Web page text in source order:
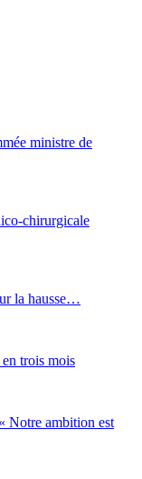
ministre de
chirurgicale
la hausse…
trois mois
Notre ambition est